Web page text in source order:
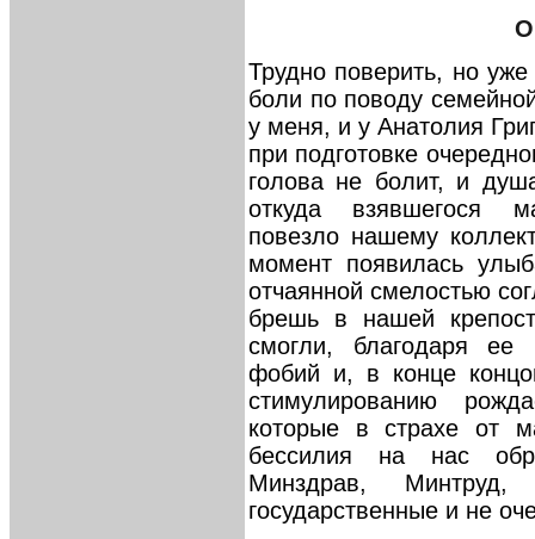
О
Трудно поверить, но
боли по поводу
у меня, и у Анатолия
при подготовке
голова не болит, и
откуда взявшегося
повезло нашему
момент появилась
отчаянной смелостью
брешь в нашей
смогли, благодаря ее
фобий и, в конце
стимулированию
которые в страхе от
бессилия на нас
Минздрав,
государственные и не